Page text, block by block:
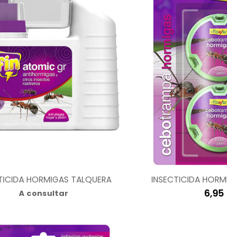
HORMIGAS TALQUERA
A consultar
INSECTICIDA